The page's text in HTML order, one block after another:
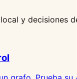
y decisiones